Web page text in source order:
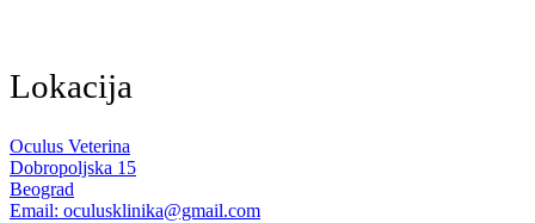
Lokacija
Oculus Veterina
Dobropoljska 15
Beograd
Email: oculusklinika@gmail.com